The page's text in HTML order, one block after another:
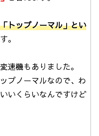
トップノーマル」とい
。
速機もありました。
プノーマルなので、わ
いくらいなんですけど